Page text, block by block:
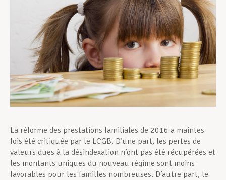
Devenir Membre
Actualités
La réforme des prestations familiales de 2016 a maintes
fois été critiquée par le LCGB. D’une part, les pertes de
valeurs dues à la désindexation n’ont pas été récupérées et
les montants uniques du nouveau régime sont moins
favorables pour les familles nombreuses. D’autre part, le